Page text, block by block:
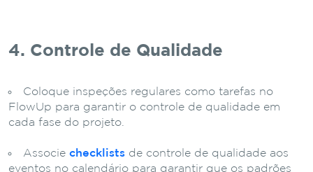
4. Controle de Qualidade
Coloque inspeções regulares como tarefas no
FlowUp para garantir o controle de qualidade em
cada fase do projeto.
Associe checklists de controle de qualidade aos
eventos no calendário para garantir que os padrões